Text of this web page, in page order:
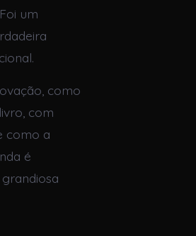
um
como
com
como a
é